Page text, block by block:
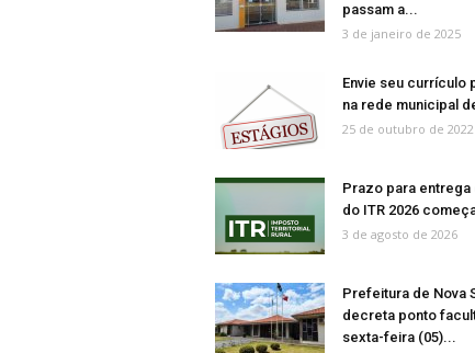
passam a...
3 de janeiro de 2025
Envie seu currículo
na rede municipal
25 de outubro de 2022
Prazo para
do ITR 2026
3 de agosto de 2026
Prefeitura de Nova
decreta ponto
sexta-feira (05)...